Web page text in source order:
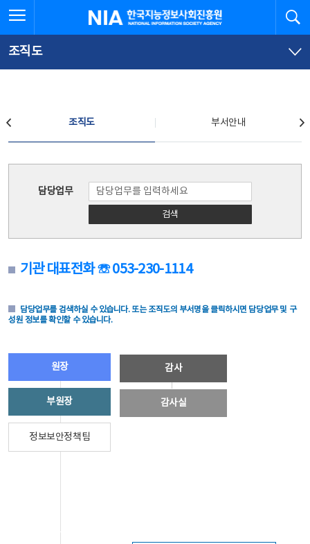
문
로
가
체
뉴
바
가
한국지능정보사회진흥원
조직도
조직도 부서안내
담당업무
검색
기관 대표전화 ☏ 053-230-1114
담당업무를 검색하실 수 있습니다. 또는 조직도의 부서명을 클릭하시면 담당업무 및 구
성원 정보를 확인할 수 있습니다.
원장
부원장
정보보안정책팀
감사
감사실